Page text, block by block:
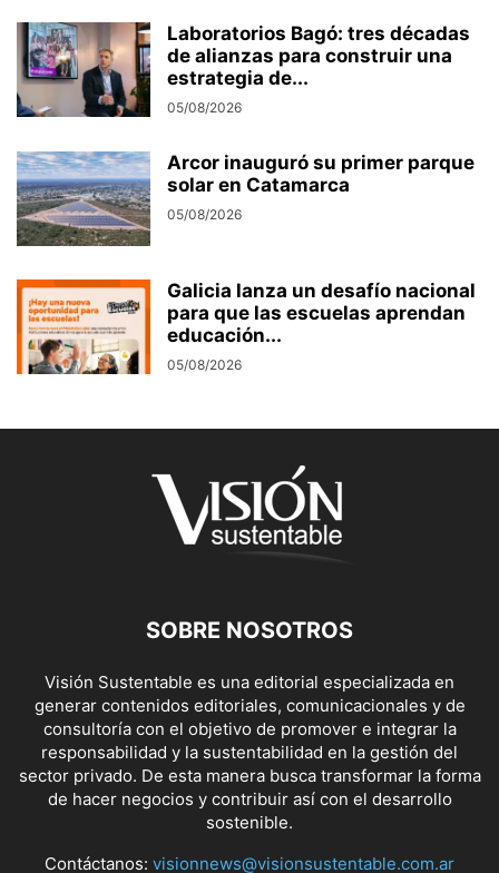
Laboratorios Bagó: tres décadas
de alianzas para construir una
estrategia de...
05/08/2026
Arcor inauguró su primer parque
solar en Catamarca
05/08/2026
Galicia lanza un desafío nacional
para que las escuelas aprendan
educación...
05/08/2026
SOBRE NOSOTROS
Visión Sustentable es una editorial especializada en
generar contenidos editoriales, comunicacionales y de
consultoría con el objetivo de promover e integrar la
responsabilidad y la sustentabilidad en la gestión del
sector privado. De esta manera busca transformar la forma
de hacer negocios y contribuir así con el desarrollo
sostenible.
Contáctanos: visionnews@visionsustentable.com.ar